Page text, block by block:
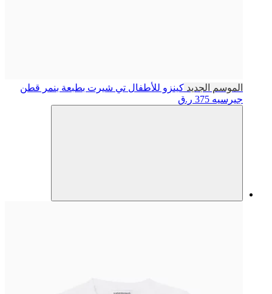
الموسم الجديد كينزو للأطفال تي شيرت بطبعة بنمر قطن
جيرسيه 375 ر.ق